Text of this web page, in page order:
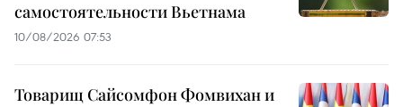
самостоятельности Вьетнама
10/08/2026 07:53
Товарищ Сайсомфон Фомвихан и